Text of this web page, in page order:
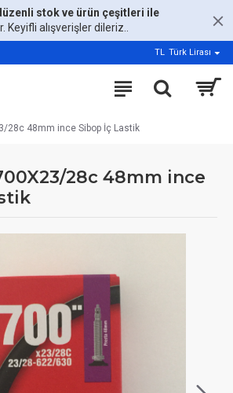
stok ve ürün çeşitleri ile
Keyifli alışverişler dileriz..
TL Türk Lirası
28c 48mm ince Sibop İç Lastik
28c 48mm ince